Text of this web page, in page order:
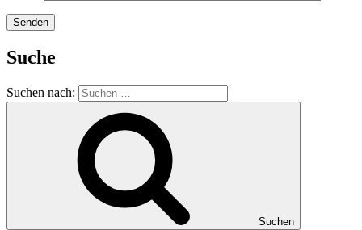
Suche
Suchen nach:
Suchen